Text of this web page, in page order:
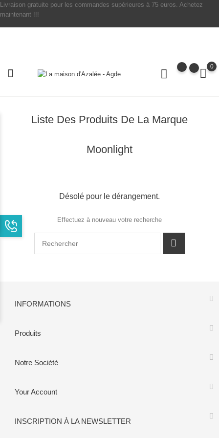
Livraison gratuite pour les commandes supérieures à 75 euros. Achetez
maintenant !!!
0
Liste Des Produits De La Marque
Moonlight
Désolé pour le dérangement.
Effectuez à nouveau votre recherche
INFORMATIONS
Produits
Notre Société
Your Account
INSCRIPTION À LA NEWSLETTER